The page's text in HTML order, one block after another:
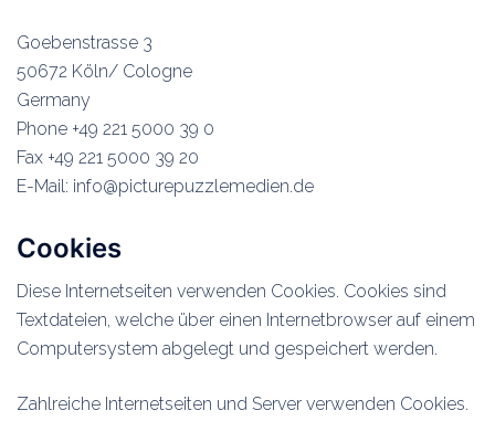
Goebenstrasse 3
50672 Köln/ Cologne
Germany
Phone +49 221 5000 39 0
Fax +49 221 5000 39 20
E-Mail: info@picturepuzzlemedien.de
Cookies
Diese Internetseiten verwenden Cookies. Cookies sind
Textdateien, welche über einen Internetbrowser auf einem
Computersystem abgelegt und gespeichert werden.
Zahlreiche Internetseiten und Server verwenden Cookies.